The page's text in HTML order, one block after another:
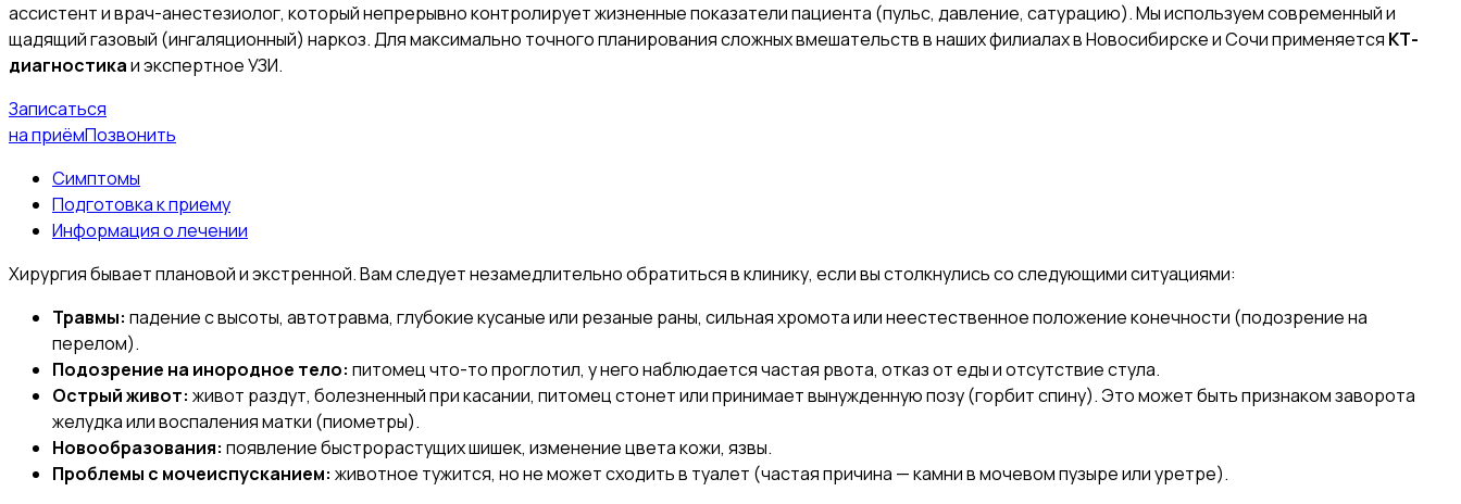
ассистент и врач-анестезиолог, который непрерывно контролирует жизненные показатели пациента (пульс, давление, сатурацию). Мы используем современный и
щадящий газовый (ингаляционный) наркоз. Для максимально точного планирования сложных вмешательств в наших филиалах в Новосибирске и Сочи применяется КТ-
диагностикаи экспертное УЗИ.
Записаться
на приёмПозвонить
Симптомы
Подготовка к приему
Информация о лечении
Хирургия бывает плановой и экстренной. Вам следует незамедлительно обратиться в клинику, если вы столкнулись со следующими ситуациями:
Травмы: падение с высоты, автотравма, глубокие кусаные или резаные раны, сильная хромота или неестественное положение конечности (подозрение на
перелом).
Подозрение на инородное тело: питомец что-то проглотил, у него наблюдается частая рвота, отказ от еды и отсутствие стула.
Острый живот: живот раздут, болезненный при касании, питомец стонет или принимает вынужденную позу (горбит спину). Это может быть признаком заворота
желудка или воспаления матки (пиометры).
Новообразования: появление быстрорастущих шишек, изменение цвета кожи, язвы.
Проблемы с мочеиспусканием: животное тужится, но не может сходить в туалет (частая причина — камни в мочевом пузыре или уретре).